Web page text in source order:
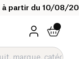
à partir du 10/08/